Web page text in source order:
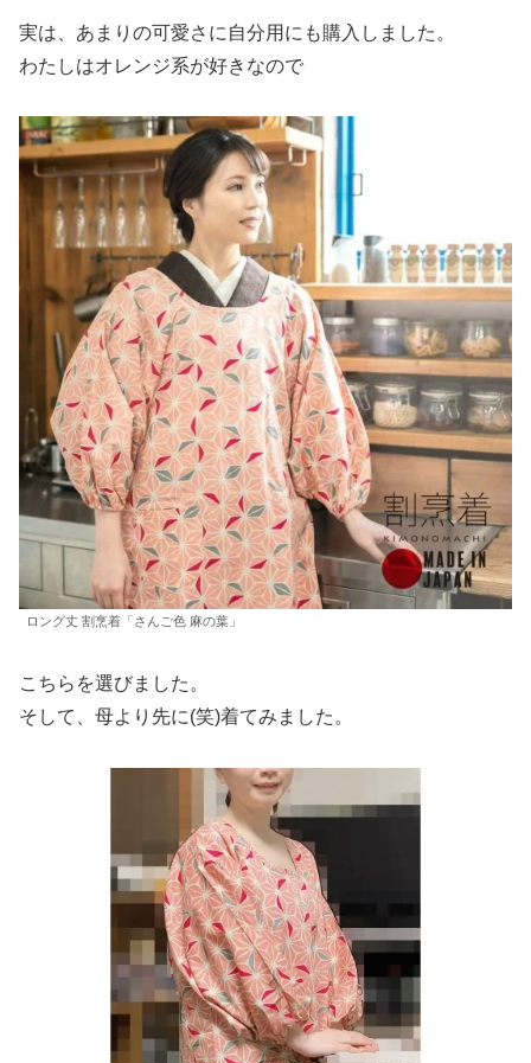
実は、あまりの可愛さに自分用にも購入しました。
わたしはオレンジ系が好きなので
ロング丈 割烹着「さんご色 麻の葉」
こちらを選びました。
そして、母より先に(笑)着てみました。